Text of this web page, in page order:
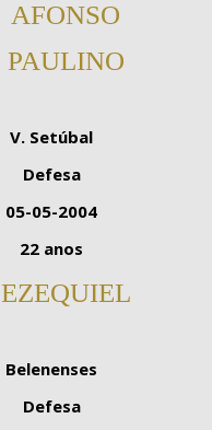
AFONSO
PAULINO
V. Setúbal
Defesa
05-05-2004
22 anos
EZEQUIEL
Belenenses
Defesa